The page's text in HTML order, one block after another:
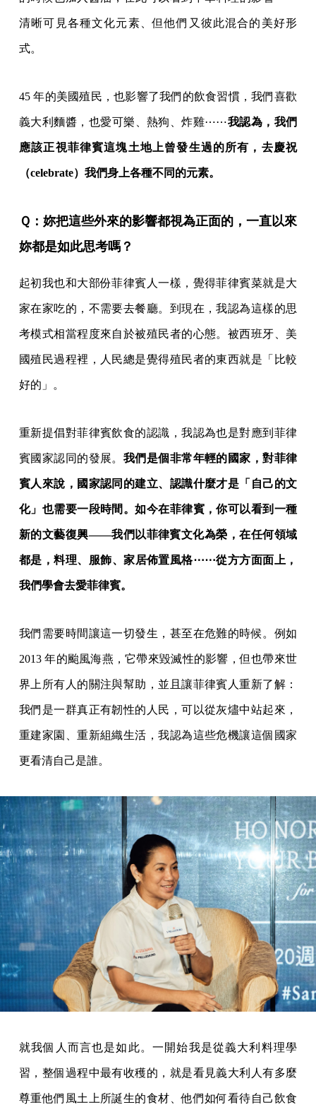
清晰可見各種文化元素、但他們又彼此混合的美好形
式。
45 年的美國殖民，也影響了我們的飲食習慣，我們喜歡
義大利麵醬，也愛可樂、熱狗、炸雞⋯⋯我認為，我們
應該正視菲律賓這塊土地上曾發生過的所有，去慶祝
（celebrate）我們身上各種不同的元素。
Ｑ：妳把這些外來的影響都視為正面的，一直以來
妳都是如此思考嗎？
起初我也和大部份菲律賓人一樣，覺得菲律賓菜就是大
家在家吃的，不需要去餐廳。到現在，我認為這樣的思
考模式相當程度來自於被殖民者的心態。被西班牙、美
國殖民過程裡，人民總是覺得殖民者的東西就是「比較
好的」。
重新提倡對菲律賓飲食的認識，我認為也是對應到菲律
賓國家認同的發展。 我們是個非常年輕的國家，對菲律
賓人來說，國家認同的建立、認識什麼才是「自己的文
化」也需要一段時間。如今在菲律賓，你可以看到一種
新的文藝復興——我們以菲律賓文化為榮，在任何領域
都是，料理、服飾、家居佈置風格⋯⋯從方方面面上，
我們學會去愛菲律賓。
我們需要時間讓這一切發生，甚至在危難的時候。例如
2013 年的颱風海燕，它帶來毀滅性的影響，但也帶來世
界上所有人的關注與幫助，並且讓菲律賓人重新了解：
我們是一群真正有韌性的人民，可以從灰燼中站起來，
重建家園、重新組織生活，我認為這些危機讓這個國家
更看清自己是誰。
就我個人而言也是如此。一開始我是從義大利料理學
習，整個過程中最有收穫的，就是看見義大利人有多麼
尊重他們風土上所誕生的食材、他們如何看待自己飲食